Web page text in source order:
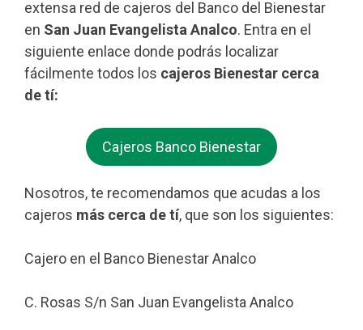
extensa red de cajeros del Banco del Bienestar
en San Juan Evangelista Analco. Entra en el
siguiente enlace donde podrás localizar
fácilmente todos los cajeros Bienestar cerca
de tí:
Cajeros Banco Bienestar
Nosotros, te recomendamos que acudas a los
cajeros más cerca de tí, que son los siguientes:
Cajero en el Banco Bienestar Analco
C. Rosas S/n San Juan Evangelista Analco